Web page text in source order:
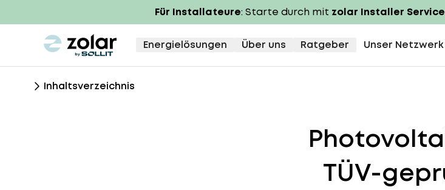
Für Installateure: Starte durch mit zolar Installer
zolar logo Energielösungen Über uns Ratgeber Unser Netzwerk
Inhaltsverzeichnis
TÜV-